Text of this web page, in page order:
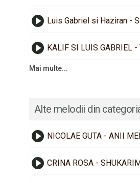
Luis Gabriel si Haziran -
KALIF SI LUIS GABRIEL
Mai multe...
Alte melodii din
NICOLAE GUTA - ANII MEI
CRINA ROSA -